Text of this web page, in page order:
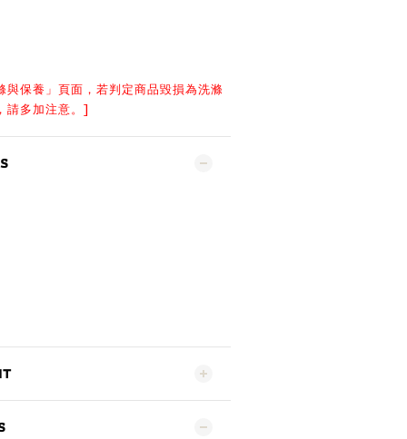
與保養 」頁面，若判定商品毀損為洗滌
請多加注意。]